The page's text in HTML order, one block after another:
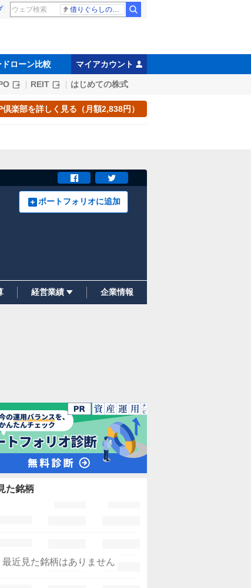
借りぐらしのアリエッティ 耳をすませば
ドローン比較 マイアカウント
REIT はじめての株式
倶楽部を詳しく見る（月額2,838円）
ポートフォリオに追加
経営業績 企業情報
た銘柄
最近見た銘柄はありません